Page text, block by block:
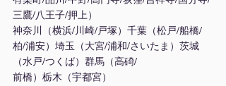
三鷹/八王子/押上）
神奈川（横浜/川崎/戸塚）千葉（松戸/船橋/
柏/浦安）埼玉（大宮/浦和/さいたま）茨城
（水戸/つくば）群馬（高碕/
前橋）栃木（宇都宮）